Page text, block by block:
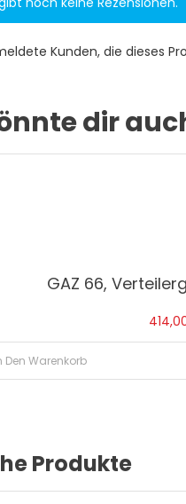
Kunden, die dieses
dir
GAZ 66,
Den Warenkorb
Produkte